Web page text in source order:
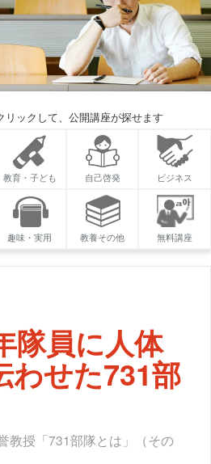
ックして、公開講座が探せます
教育・子ども 自己啓発 ビジネス
趣味・実用 教養その他 無料講座
隊員に人体
わせた731部
教授「731部隊とは」（その